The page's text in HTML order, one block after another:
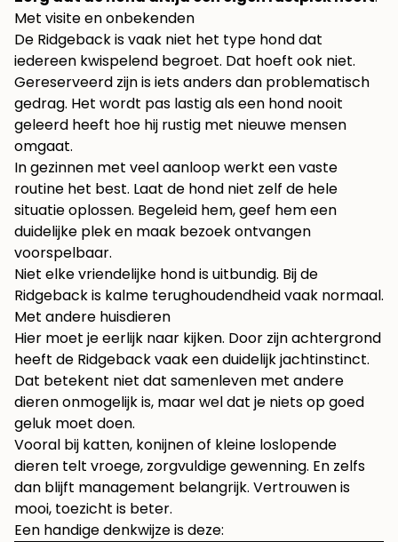
Met visite en onbekenden
De Ridgeback is vaak niet het type hond dat
iedereen kwispelend begroet. Dat hoeft ook niet.
Gereserveerd zijn is iets anders dan problematisch
gedrag. Het wordt pas lastig als een hond nooit
geleerd heeft hoe hij rustig met nieuwe mensen
omgaat.
In gezinnen met veel aanloop werkt een vaste
routine het best. Laat de hond niet zelf de hele
situatie oplossen. Begeleid hem, geef hem een
duidelijke plek en maak bezoek ontvangen
voorspelbaar.
Niet elke vriendelijke hond is uitbundig. Bij de
Ridgeback is kalme terughoudendheid vaak normaal.
Met andere huisdieren
Hier moet je eerlijk naar kijken. Door zijn achtergrond
heeft de Ridgeback vaak een duidelijk jachtinstinct.
Dat betekent niet dat samenleven met andere
dieren onmogelijk is, maar wel dat je niets op goed
geluk moet doen.
Vooral bij katten, konijnen of kleine loslopende
dieren telt vroege, zorgvuldige gewenning. En zelfs
dan blijft management belangrijk. Vertrouwen is
mooi, toezicht is beter.
Een handige denkwijze is deze: